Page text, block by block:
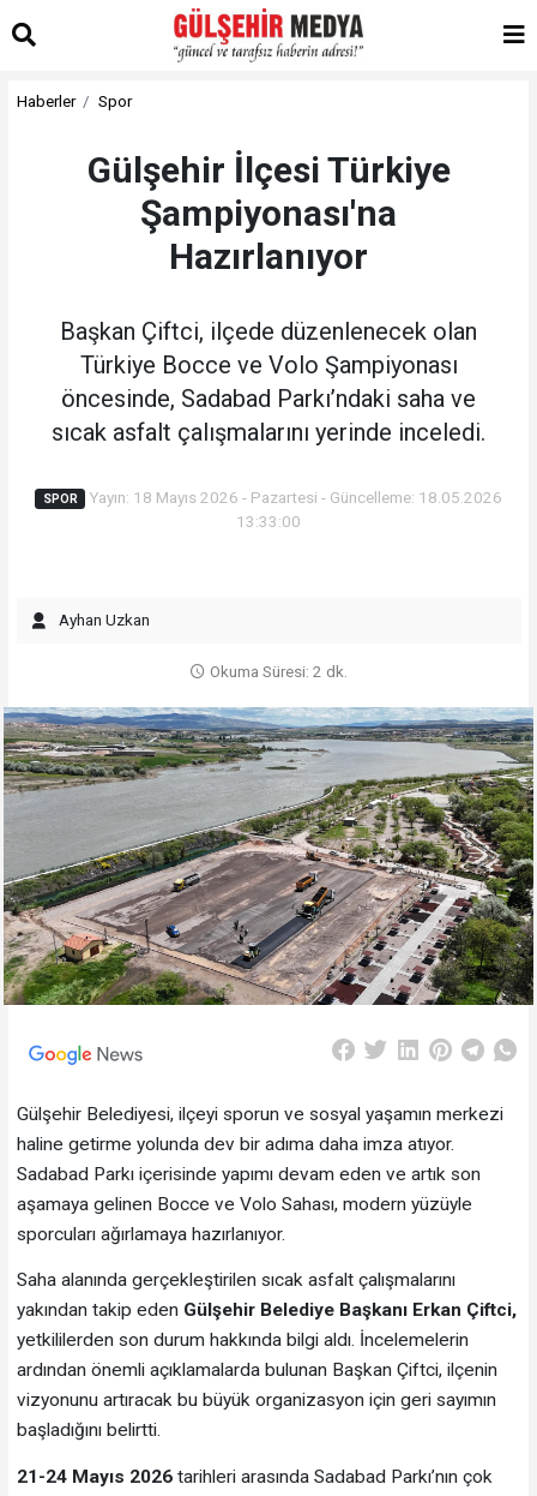
Haberler Spor
Gülşehir İlçesi Türkiye
Şampiyonası'na
Hazırlanıyor
Başkan Çiftci, ilçede düzenlenecek olan
Türkiye Bocce ve Volo Şampiyonası
öncesinde, Sadabad Parkı’ndaki saha ve
sıcak asfalt çalışmalarını yerinde inceledi.
SPOR
Yayın: 18 Mayıs 2026 - Pazartesi - Güncelleme: 18.05.2026
13:33:00
Ayhan Uzkan
Okuma Süresi: 2 dk.
Gülşehir Belediyesi, ilçeyi sporun ve sosyal yaşamın merkezi
haline getirme yolunda dev bir adıma daha imza atıyor.
Sadabad Parkı içerisinde yapımı devam eden ve artık son
aşamaya gelinen Bocce ve Volo Sahası, modern yüzüyle
sporcuları ağırlamaya hazırlanıyor.
Saha alanında gerçekleştirilen sıcak asfalt çalışmalarını
yakından takip eden Gülşehir Belediye Başkanı Erkan Çiftci,
yetkililerden son durum hakkında bilgi aldı. İncelemelerin
ardından önemli açıklamalarda bulunan Başkan Çiftci, ilçenin
vizyonunu artıracak bu büyük organizasyon için geri sayımın
başladığını belirtti.
21-24 Mayıs 2026 tarihleri arasında Sadabad Parkı’nın çok